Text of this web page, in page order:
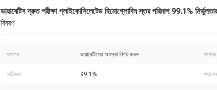
ডায়াবেটিস দ্রুত পরীক্ষা গ্লাইকোসিলেটেড হিমোগ্লোবিন স্তর পরিমাপ 99.1%
বিবরণ
ফাংশন: ডায়াবেটিসের অবস্থা নির্ণয় করুন পণ্যের
সঠিকতা: 99.1%